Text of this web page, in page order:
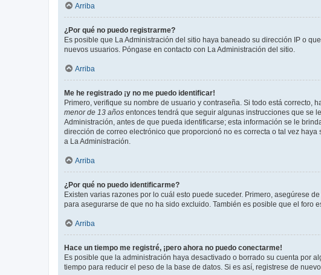
Arriba
¿Por qué no puedo registrarme?
Es posible que La Administración del sitio haya baneado su dirección IP o
nuevos usuarios. Póngase en contacto con La Administración del sitio.
Arriba
Me he registrado ¡y no me puedo identificar!
Primero, verifique su nombre de usuario y contraseña. Si todo está correcto,
menor de 13 años entonces tendrá que seguir algunas instrucciones que se
Administración, antes de que pueda identificarse; esta información se le
dirección de correo electrónico que proporcionó no es correcta o tal vez
a La Administración.
Arriba
¿Por qué no puedo identificarme?
Existen varias razones por lo cuál esto puede suceder. Primero, asegúrese
para asegurarse de que no ha sido excluido. También es posible que el foro
Arriba
Hace un tiempo me registré, ¡pero ahora no puedo conectarme!
Es posible que la administración haya desactivado o borrado su cuenta por
tiempo para reducir el peso de la base de datos. Si es así, registrese de